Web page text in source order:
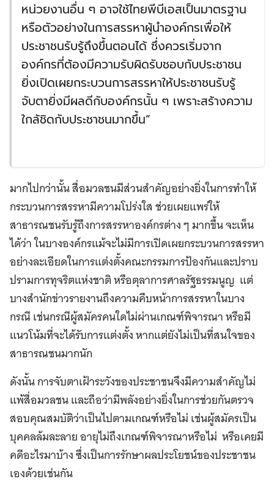
หน่วยงานอื่น ๆ อาจใช้ไทยพีบีเอสเป็นมาตรฐาน
หรือตัวอย่างในการสรรหาผู้นำองค์กรเพื่อให้
ประชาชนรับรู้ถึงขึ้นตอนได้ ซึ่งควรเริ่มจาก
องค์กรที่ต้องมีความรับผิดรับชอบกับประชาชน
ยิ่งเปิดเผยกระบวนการสรรหาให้ประชาชนรับรู้
จับตายิ่งมีผลดีกับองค์กรนั้น ๆ เพราะสร้างความ
ใกล้ชิดกับประชาชนมากขึ้น”
มากไปกว่านั้น สื่อมวลชนมีส่วนสำคัญอย่างยิ่งในการทำให้
กระบวนการสรรหามีความโปร่งใส ช่วยเผยแพร่ให้
สาธารณชนรับรู้ถึงการสรรหาองค์กรต่าง ๆ มากขึ้น จะเห็น
ได้ว่า ในบางองค์กรแม้จะไม่มีการเปิดเผยกระบวนการสรรหา
อย่างละเอียดในการแต่งตั้งคณะกรรมการป้องกันและปราบ
ปรามการทุจริตแห่งชาติ หรือตุลาการศาลรัฐธรรมนูญ แต่
บางสำนักข่าวรายงานถึงความคืบหน้าการสรรหาในบาง
กรณี เช่นกรณีผู้สมัครคนใดไม่ผ่านเกณฑ์พิจารณา หรือมี
แนวโน้มที่จะได้รับการแต่งตั้ง หากแต่ยังไม่เป็นที่สนใจของ
สาธารณชนมากนัก
ดังนั้น การจับตาเฝ้าระวังของประชาชนจึงมีความสำคัญไม่
แพ้สื่อมวลชน และถือว่ามีพลังอย่างยิ่งในการช่วยกันตรวจ
สอบคุณสมบัติว่าเป็นไปตามเกณฑ์หรือไม่ เช่นผู้สมัครเป็น
บุคคลล้มละลาย อายุไม่ถึงเกณฑ์พิจารณาหรือไม่ หรือเคยมี
คดีอะไรมาบ้าง ซึ่งเป็นการรักษาผลประโยชน์ของประชาชน
เองด้วยเช่นกัน